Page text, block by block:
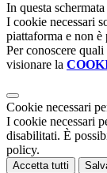
In questa
I cookie necessari
piattaforma e non
Per conoscere
visionare la
Cookie necessari
I cookie necessari
disabilitati. È
policy.
Accetta tutti